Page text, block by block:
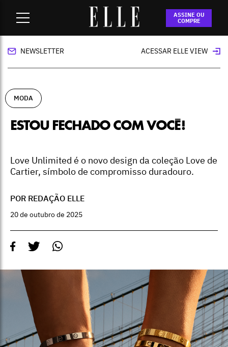
ASSINE OU
COMPRE
Estou fechado com você!
NEWSLETTER ACESSAR ELLE VIEW
MODA
ESTOU FECHADO COM VOCÊ!
Love Unlimited é o novo design da coleção Love de
Cartier, símbolo de compromisso duradouro.
POR REDAÇÃO ELLE
20 de outubro de 2025